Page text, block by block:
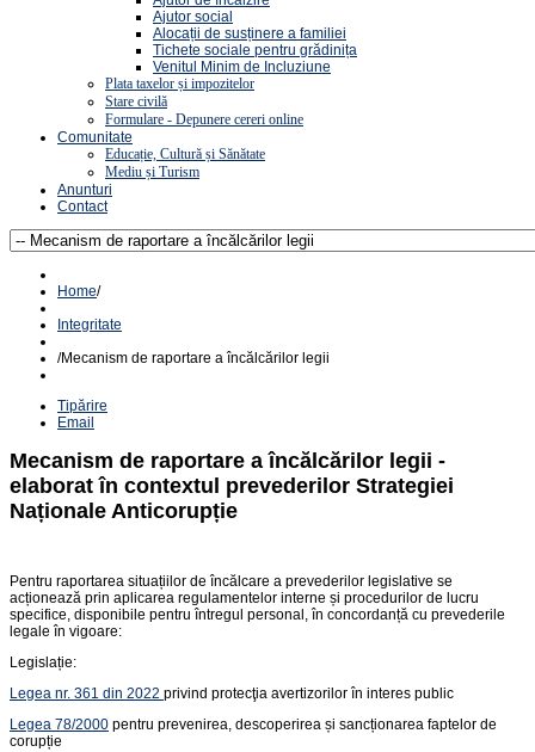
Ajutor social
Alocații de susținere a familiei
Tichete sociale pentru grădinița
Venitul Minim de Incluziune
Plata taxelor și impozitelor
Stare civilă
Formulare - Depunere cereri online
Comunitate
Educație, Cultură și Sănătate
Mediu și Turism
Anunturi
Contact
Home/
Integritate
/Mecanism de raportare a încălcărilor legii
Tipărire
Email
Mecanism de raportare a încălcărilor legii -
elaborat în contextul prevederilor Strategiei
Naționale Anticorupție
Pentru raportarea situațiilor de încălcare a prevederilor legislative se
acționează prin aplicarea regulamentelor interne și procedurilor de lucru
specifice, disponibile pentru întregul personal, în concordanță cu prevederile
legale în vigoare:
Legislație:
Legea nr. 361 din 2022 privind protecţia avertizorilor în interes public
Legea 78/2000 pentru prevenirea, descoperirea și sancționarea faptelor de
corupție